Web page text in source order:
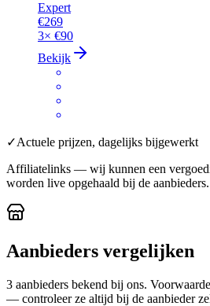
Expert
€269
3× €90
Bekijk
✓Actuele prijzen, dagelijks bijgewerkt
Affiliatelinks — wij kunnen een
worden live opgehaald bij de aanbieders.
Aanbieders vergelijken
3 aanbieders bekend bij ons.
— controleer ze altijd bij de aanbieder